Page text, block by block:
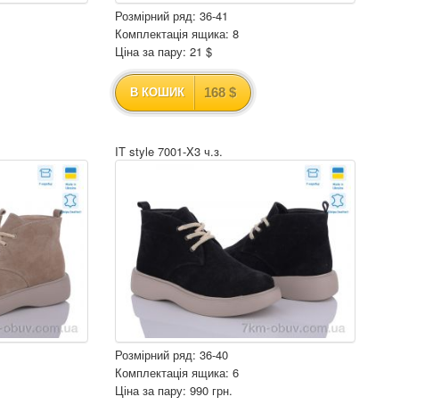
Розмірний ряд: 36-41
Комплектація ящика: 8
Ціна за пару: 21 $
В КОШИК 168 $
IT style 7001-X3 ч.з.
Розмірний ряд: 36-40
Комплектація ящика: 6
Ціна за пару: 990 грн.